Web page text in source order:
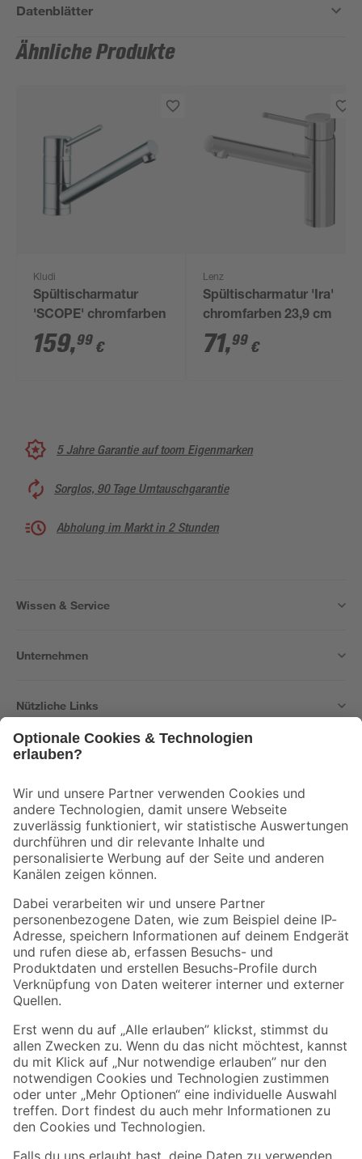
Datenblätter
Ähnliche Produkte
Kludi
Spültischarmatur
'SCOPE' chromfarben
159,99 €
Lenz
Spültischarmatur 'Ira'
chromfarben 23,9 cm
71,99 €
5 Jahre Garantie auf toom Eigenmarken
Sorglos, 90 Tage Umtauschgarantie
Abholung im Markt in 2 Stunden
Wissen & Service
Unternehmen
Nützliche Links
Der toom Newsletter: Keine Angebote und Aktionen mehr verpassen!
Zur Newsletter Anmeldung
Folge uns
Zahlungsarten Versandarten
Sicher einkaufen
Jetzt die toom-App herunterladen